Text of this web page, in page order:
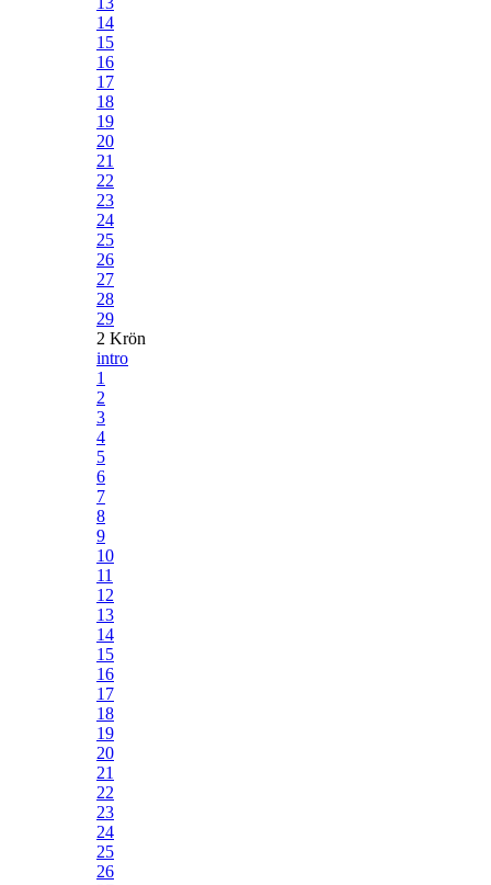
14
15
16
17
18
19
20
21
22
23
24
25
26
27
28
29
2 Krön
intro
1
2
3
4
5
6
7
8
9
10
11
12
13
14
15
16
17
18
19
20
21
22
23
24
25
26